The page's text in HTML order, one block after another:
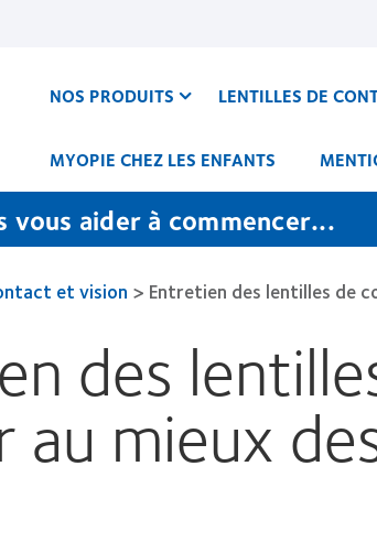
NOS PRODUITS LENTILLES DE
MYOPIE CHEZ LES ENFANTS
vous aider à commencer...
et vision > Entretien des lentilles de
des
mieux